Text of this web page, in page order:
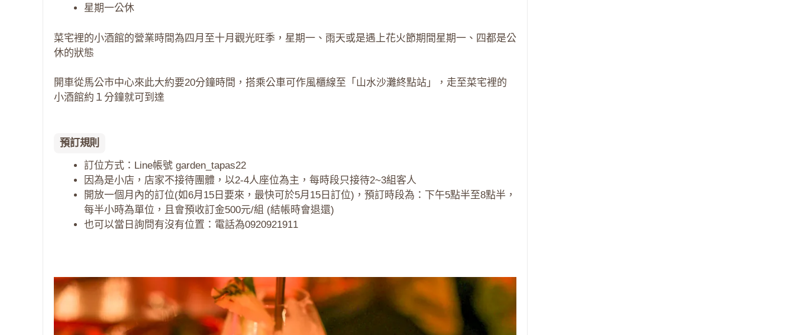
星期一公休
菜宅裡的小酒館的營業時間為四月至十月觀光旺季，星期一、雨天或是遇上花火節期間星期一、四都是公
休的狀態
開車從馬公市中心來此大約要20分鐘時間，搭乘公車可作風櫃線至「山水沙灘終點站」，走至菜宅裡的
小酒館約１分鐘就可到達
預訂規則
訂位方式：Line帳號 garden_tapas22
因為是小店，店家不接待團體，以2-4人座位為主，每時段只接待2~3組客人
開放一個月內的訂位(如6月15日要來，最快可於5月15日訂位)，預訂時段為：下午5點半至8點半，
每半小時為單位，且會預收訂金500元/組 (結帳時會退還)
也可以當日詢問有沒有位置：電話為0920921911